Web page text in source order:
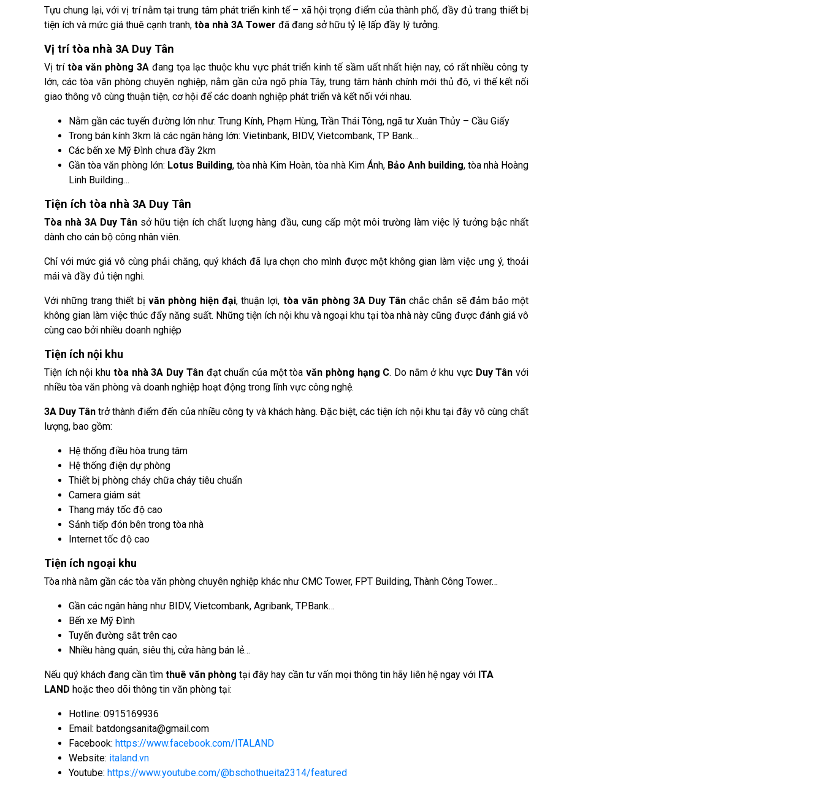
Tựu chung lại, với vị trí nằm tại trung tâm phát triển kinh tế – xã hội trọng điểm của thành phố, đầy đủ trang thiết bị
tiện ích và mức giá thuê cạnh tranh, tòa nhà 3A Tower đã đang sở hữu tỷ lệ lấp đầy lý tưởng.
Vị trí tòa nhà 3A Duy Tân
Vị trí tòa văn phòng 3A đang tọa lạc thuộc khu vực phát triển kinh tế sầm uất nhất hiện nay, có rất nhiều công ty
lớn, các tòa văn phòng chuyên nghiệp, nằm gần cửa ngõ phía Tây, trung tâm hành chính mới thủ đô, vì thế kết nối
giao thông vô cùng thuận tiện, cơ hội để các doanh nghiệp phát triển và kết nối với nhau.
Nằm gần các tuyến đường lớn như: Trung Kính, Phạm Hùng, Trần Thái Tông, ngã tư Xuân Thủy – Cầu Giấy
Trong bán kính 3km là các ngân hàng lớn: Vietinbank, BIDV, Vietcombank, TP Bank…
Các bến xe Mỹ Đình chưa đầy 2km
Gần tòa văn phòng lớn: Lotus Building, tòa nhà Kim Hoàn, tòa nhà Kim Ánh, Bảo Anh building, tòa nhà Hoàng
Linh Building…
Tiện ích tòa nhà 3A Duy Tân
Tòa nhà 3A Duy Tân sở hữu tiện ích chất lượng hàng đầu, cung cấp một môi trường làm việc lý tưởng bậc nhất
dành cho cán bộ công nhân viên.
Chỉ với mức giá vô cùng phải chăng, quý khách đã lựa chọn cho mình được một không gian làm việc ưng ý, thoải
mái và đầy đủ tiện nghi.
Với những trang thiết bị văn phòng hiện đại, thuận lợi, tòa văn phòng 3A Duy Tân chắc chắn sẽ đảm bảo một
không gian làm việc thúc đẩy năng suất. Những tiện ích nội khu và ngoại khu tại tòa nhà này cũng được đánh giá vô
cùng cao bởi nhiều doanh nghiệp
Tiện ích nội khu
Tiện ích nội khu tòa nhà 3A Duy Tânđạt chuẩn của một tòavăn phòng hạng C. Do nằm ở khu vực Duy Tân với
nhiều tòa văn phòng và doanh nghiệp hoạt động trong lĩnh vực công nghệ.
3A Duy Tântrở thành điểm đến của nhiều công ty và khách hàng. Đặc biệt, các tiện ích nội khu tại đây vô cùng chất
lượng, bao gồm:
Hệ thống điều hòa trung tâm
Hệ thống điện dự phòng
Thiết bị phòng cháy chữa cháy tiêu chuẩn
Camera giám sát
Thang máy tốc độ cao
Sảnh tiếp đón bên trong tòa nhà
Internet tốc độ cao
Tiện ích ngoại khu
Tòa nhà nằm gần các tòa văn phòng chuyên nghiệp khác như CMC Tower, FPT Building, Thành Công Tower…
Gần các ngân hàng như BIDV, Vietcombank, Agribank, TPBank…
Bến xe Mỹ Đình
Tuyến đường sắt trên cao
Nhiều hàng quán, siêu thị, cửa hàng bán lẻ…
Nếu quý khách đang cần tìm thuê văn phòng tại đây hay cần tư vấn mọi thông tin hãy liên hệ ngay với ITA
LAND hoặc theo dõi thông tin văn phòng tại:
Hotline: 0915169936
Email: batdongsanita@gmail.com
Facebook: https://www.facebook.com/ITALAND
Website: italand.vn
Youtube: https://www.youtube.com/@bschothueita2314/featured